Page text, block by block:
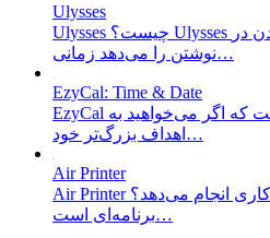
Ulysses
Ulysses چیست؟ Ulysses به شما اجازه تمرکز کردن در
نوشتن را می‌دهد زمانی…
EzyCal: Time & Date
EzyCal یک تقویم برای سال جدید است که اگر می‌خواهید به
اهداف بزرگ‌تر خود…
Air Printer
Air Printer چیست و چه کاری انجام می‌دهد؟ Air Printer
برنامه‌ای است…